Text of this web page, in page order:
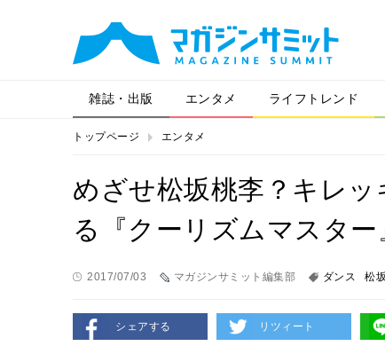
雑誌・出版 エンタメ ライフトレンド
トップページ エンタメ
めざせ松坂桃李？キレ
る『クーリズムマスター
2017/07/03 マガジンサミット編集部 ダンス 松
シェアする リツィート